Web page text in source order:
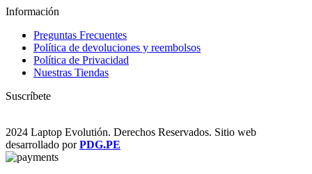
Información
Preguntas Frecuentes
Política de devoluciones y reembolsos
Política de Privacidad
Nuestras Tiendas
Suscríbete
2024 Laptop Evolutión. Derechos Reservados. Sitio web
desarrollado porPDG.PE